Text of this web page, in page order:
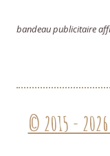
bandeau publicitaire
© 2015 -